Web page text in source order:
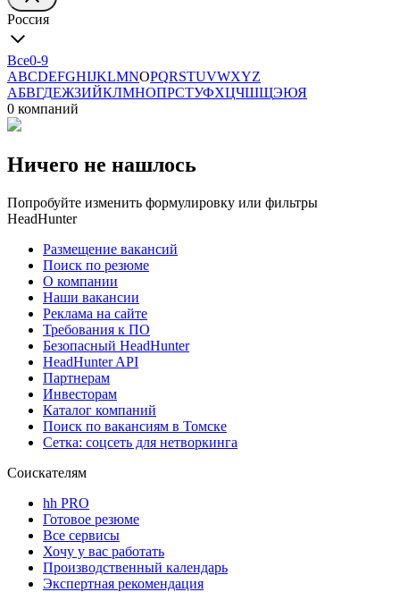
Россия
Все0-9
ABCDEFGHIJKLMNOPQRSTUVWXYZ
АБВГДЕЖЗИЙКЛМНОПРСТУФХЦЧШЩЭЮЯ
0 компаний
Ничего не нашлось
Попробуйте изменить формулировку или фильтры
HeadHunter
Размещение вакансий
Поиск по резюме
О компании
Наши вакансии
Реклама на сайте
Требования к ПО
Безопасный HeadHunter
HeadHunter API
Партнерам
Инвесторам
Каталог компаний
Поиск по вакансиям в Томске
Сетка: соцсеть для нетворкинга
Соискателям
hh PRO
Готовое резюме
Все сервисы
Хочу у вас работать
Производственный календарь
Экспертная рекомендация